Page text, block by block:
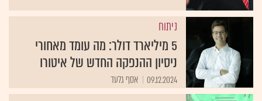
ניתוח
5 מיליארד דולר: מה עומד מאחורי
ניסיון ההנפקה החדש של איטורו
09.12.2024 אסף גלעד